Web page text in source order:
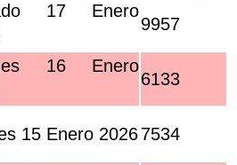
17 Enero
9957
16 Enero
6133
15 Enero 20267534